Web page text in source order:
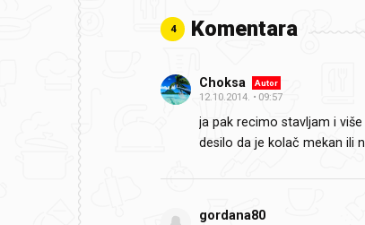
4 Komentara
Choksa Autor
12.10.2014. 09:57
ja pak recimo stavljam i
desilo da je kolač mekan ili
gordana80